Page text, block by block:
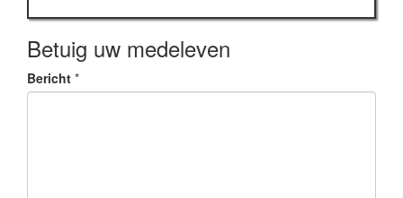
Betuig uw medeleven
Bericht *